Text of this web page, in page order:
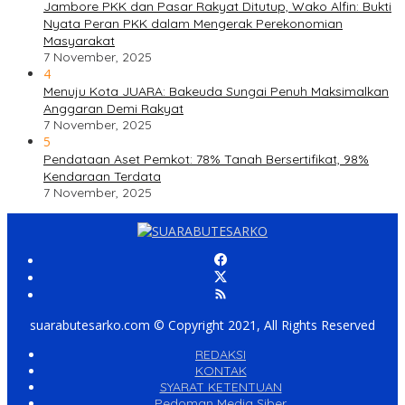
Jambore PKK dan Pasar Rakyat Ditutup, Wako Alfin: Bukti
Nyata Peran PKK dalam Mengerak Perekonomian
Masyarakat
7 November, 2025
4
Menuju Kota JUARA: Bakeuda Sungai Penuh Maksimalkan
Anggaran Demi Rakyat
7 November, 2025
5
Pendataan Aset Pemkot: 78% Tanah Bersertifikat, 98%
Kendaraan Terdata
7 November, 2025
suarabutesarko.com © Copyright 2021, All Rights Reserved
REDAKSI
KONTAK
SYARAT KETENTUAN